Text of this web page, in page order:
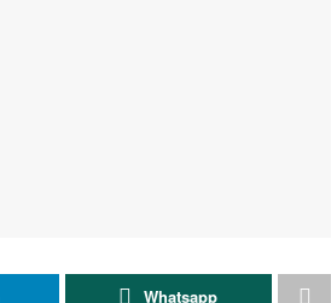
Whatsapp